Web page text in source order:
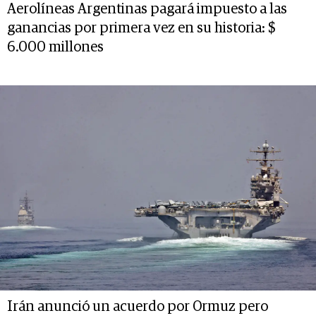
Aerolíneas Argentinas pagará impuesto a las
ganancias por primera vez en su historia: $
6.000 millones
Irán anunció un acuerdo por Ormuz pero